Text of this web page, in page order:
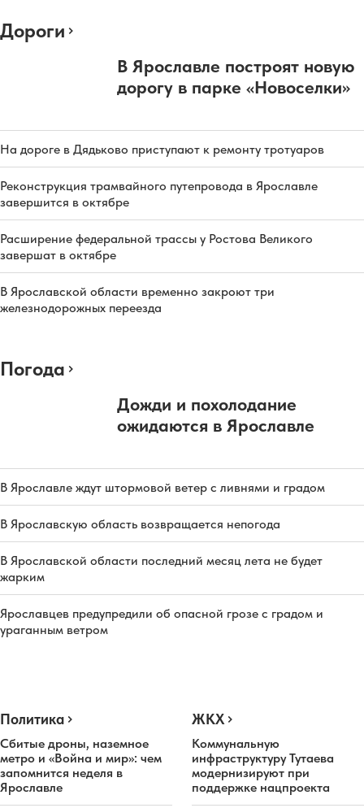
Дороги
В Ярославле построят новую
дорогу в парке «Новоселки»
На дороге в Дядьково приступают к ремонту тротуаров
Реконструкция трамвайного путепровода в Ярославле
завершится в октябре
Расширение федеральной трассы у Ростова Великого
завершат в октябре
В Ярославской области временно закроют три
железнодорожных переезда
Погода
Дожди и похолодание
ожидаются в Ярославле
В Ярославле ждут штормовой ветер с ливнями и градом
В Ярославскую область возвращается непогода
В Ярославской области последний месяц лета не будет
жарким
Ярославцев предупредили об опасной грозе с градом и
ураганным ветром
Политика
Сбитые дроны, наземное
метро и «Война и мир»: чем
запомнится неделя в
Ярославле
ЖКХ
Коммунальную
инфраструктуру Тутаева
модернизируют при
поддержке нацпроекта